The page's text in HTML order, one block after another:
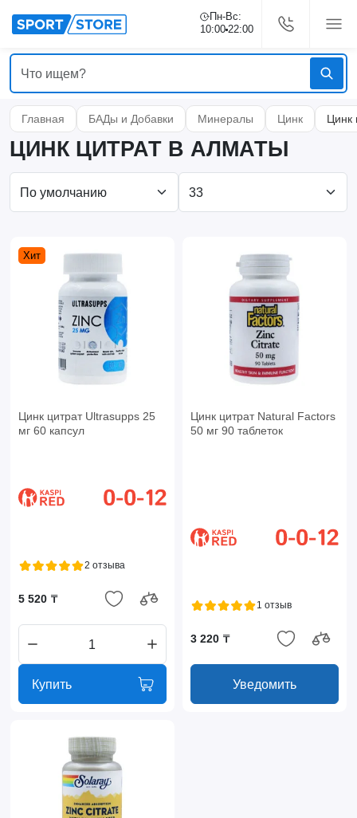
Пн-Вс:
10:00 22:00
Главная БАДы и Добавки Минералы Цинк Цинк
ЦИНК ЦИТРАТ В АЛМАТЫ
Хит
Цинк цитрат Ultrasupps 25
мг 60 капсул
2 отзыва
5 520 ₸
Купить
Цинк цитрат Natural Factors
50 мг 90 таблеток
1 отзыв
3 220 ₸
Уведомить